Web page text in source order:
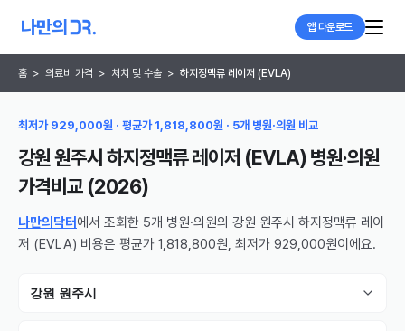
앱 다운로드
홈 > 의료비 가격 > 처치 및 수술 > 하지정맥류 레이저 (EVLA)
최저가 929,000원 · 평균가 1,818,800원 · 5개 병원·의원 비교
강원 원주시 하지정맥류 레이저 (EVLA) 병원·의원
가격비교 (2026)
나만의닥터 에서 조회한 5개 병원·의원의 강원 원주시 하지정맥류 레이
저 (EVLA) 비용은 평균가 1,818,800원, 최저가 929,000원이에요.
강원 원주시